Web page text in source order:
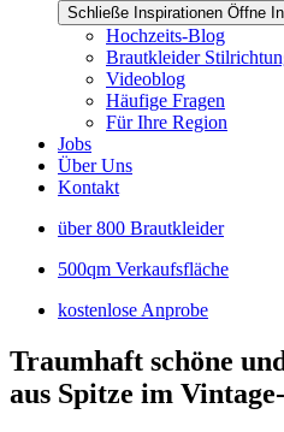
Schließe Inspirationen Öffne
Hochzeits-Blog
Brautkleider
Videoblog
Häufige Fragen
Für Ihre Region
Jobs
Über Uns
Kontakt
über 800 Brautkleider
500qm Verkaufsfläche
kostenlose Anprobe
Traumhaft schöne
aus Spitze im